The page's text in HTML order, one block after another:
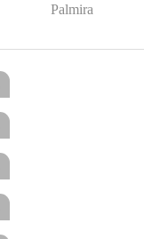
Palmira